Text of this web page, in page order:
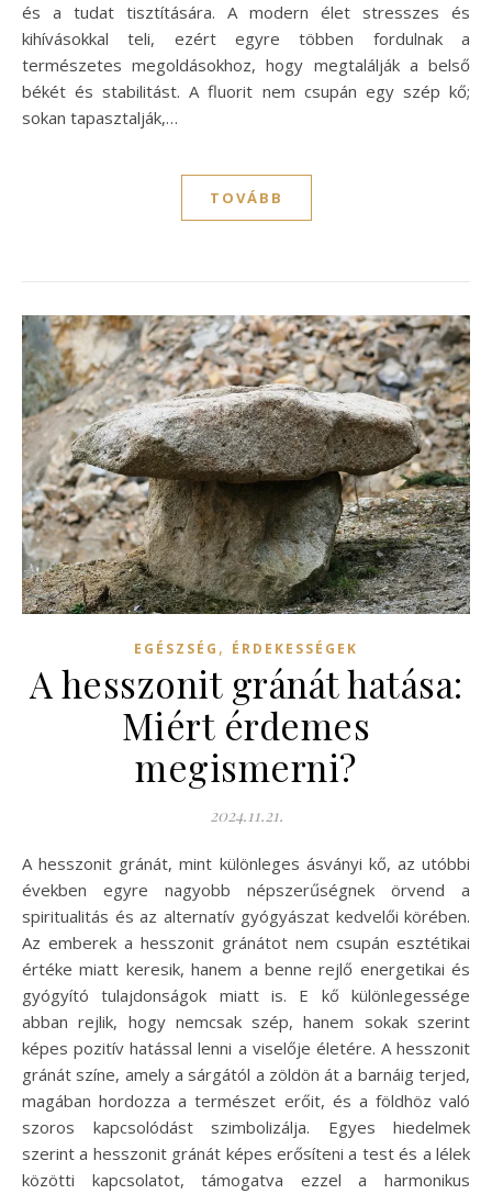
és a tudat tisztítására. A modern élet stresszes és
kihívásokkal teli, ezért egyre többen fordulnak a
természetes megoldásokhoz, hogy megtalálják a belső
békét és stabilitást. A fluorit nem csupán egy szép kő;
sokan tapasztalják,…
TOVÁBB
EGÉSZSÉG , ÉRDEKESSÉGEK
A hesszonit gránát hatása:
Miért érdemes
megismerni?
2024.11.21.
A hesszonit gránát, mint különleges ásványi kő, az utóbbi
években egyre nagyobb népszerűségnek örvend a
spiritualitás és az alternatív gyógyászat kedvelői körében.
Az emberek a hesszonit gránátot nem csupán esztétikai
értéke miatt keresik, hanem a benne rejlő energetikai és
gyógyító tulajdonságok miatt is. E kő különlegessége
abban rejlik, hogy nemcsak szép, hanem sokak szerint
képes pozitív hatással lenni a viselője életére. A hesszonit
gránát színe, amely a sárgától a zöldön át a barnáig terjed,
magában hordozza a természet erőit, és a földhöz való
szoros kapcsolódást szimbolizálja. Egyes hiedelmek
szerint a hesszonit gránát képes erősíteni a test és a lélek
közötti kapcsolatot, támogatva ezzel a harmonikus